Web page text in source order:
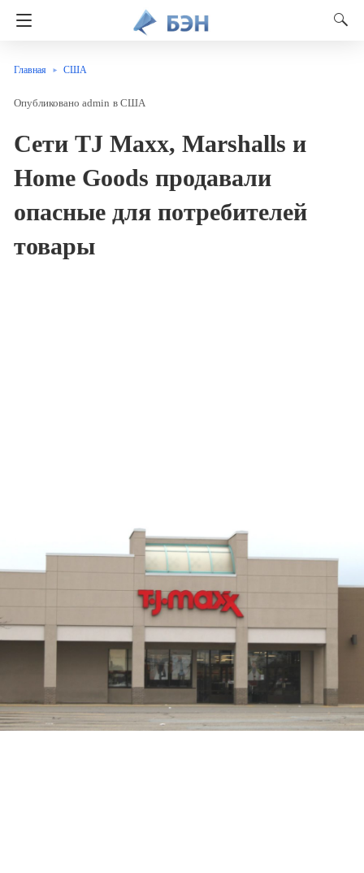
Главная США
admin в США
Сети TJ Maxx, Marshalls и
Home Goods продавали
опасные для потребителей
товары